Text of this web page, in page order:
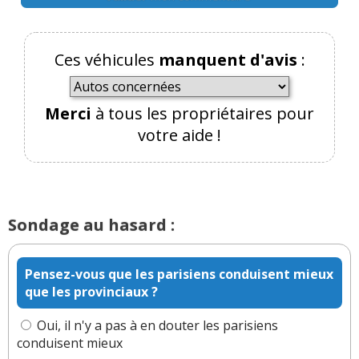
Réagir à ce commentaire
(Votre post sera visible sous le commentaire)
ParFab i trois TOP CONTRIBUTEUR(Date :
Bonjour,
Oui tout à fait il faut regarder cela à l'échelle
mondiale et non à la hauteur de notre nombril
franco-français, voir notre vue européenne,
même si le cas Norvégien ou celui de la Chine en la
matière ne reflète pas l'ensemble et sont plutôt à
mettre à part.
Ces véhicules manquent d'avis :
Merci à tous les propriétaires pour
votre aide !
Sondage au hasard :
Pensez-vous que les parisiens conduisent mieux
que les provinciaux ?
Oui, il n'y a pas à en douter les parisiens
conduisent mieux